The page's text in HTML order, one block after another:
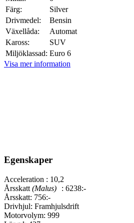
Färg:
Silver
Drivmedel:
Bensin
Växellåda:
Automat
Kaross:
SUV
Miljöklassad: Euro 6
Visa mer information
Egenskaper
Acceleration : 10,2
Årsskatt (Malus) : 6238:-
Årsskatt: 756:-
Drivhjul: Framhjulsdrift
Motorvolym: 999